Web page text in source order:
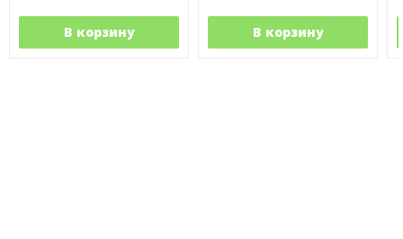
В корзину В корзину